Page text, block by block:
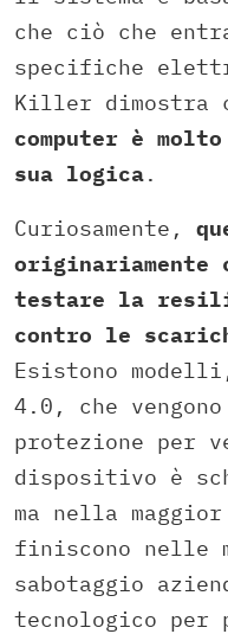
che ciò che
specifiche
Killer dimostra
computer è
sua logica.
Curiosamente,
originariamente
testare la
contro le
Esistono
4.0, che
protezione per
dispositivo è
ma nella
finiscono nelle
sabotaggio
tecnologico per